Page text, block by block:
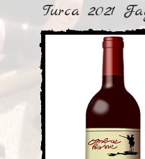
Turca 2021